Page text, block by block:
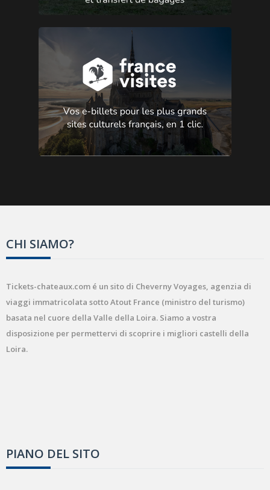
CHI SIAMO?
Tickets-chateaux.com é un sito di Cheverny Voyages, agenzia di
viaggi immatricolata sotto Atout France (ministro del turismo)
basata nel cuore della Valle della Loira. Siamo a vostra
disposizione per permettervi di scoprire i migliori castelli della
Loira.
PIANO DEL SITO